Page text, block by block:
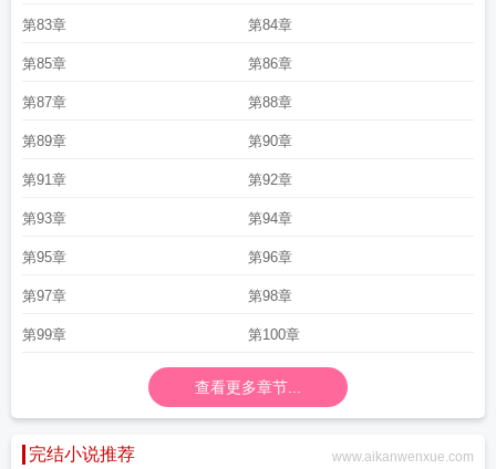
第83章 第84章
第85章 第86章
第87章 第88章
第89章 第90章
第91章 第92章
第93章 第94章
第95章 第96章
第97章 第98章
第99章 第100章
查看更多章节...
完结小说推荐 www.aikanwenxue.com